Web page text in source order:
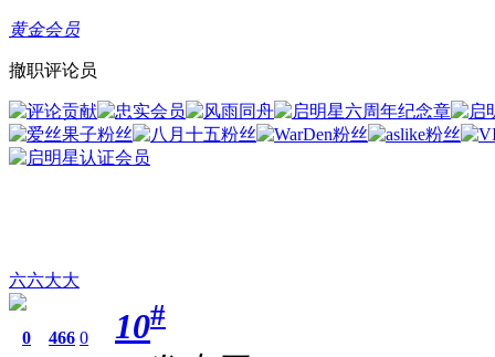
黄金会员
撤职评论员
六六大大
0 466 0 10#